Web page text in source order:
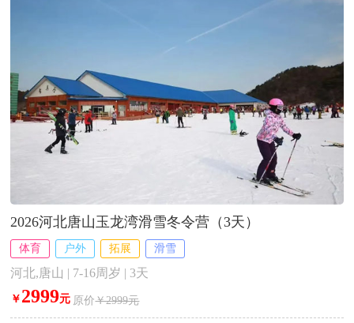
2026河北唐山玉龙湾滑雪冬令营（3天）
体育 户外 拓展 滑雪
河北,唐山 | 7-16周岁 | 3天
￥ 2999元 原价￥2999元